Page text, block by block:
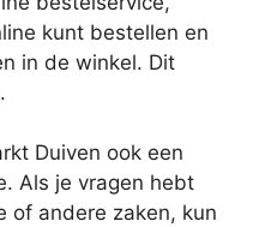
kunt bestellen en
in de winkel. Dit
Duiven ook een
Als je vragen hebt
of andere zaken, kun